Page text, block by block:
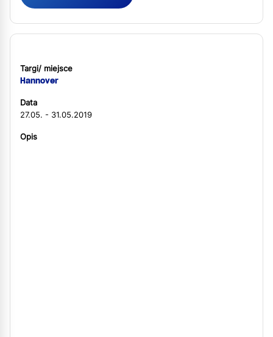
Targi/ miejsce
Hannover
Data
27.05. - 31.05.2019
Opis